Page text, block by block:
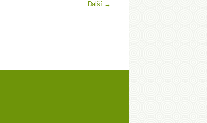
Další →